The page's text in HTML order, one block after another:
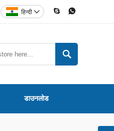
 
हिन्दी 

डाउनलोड